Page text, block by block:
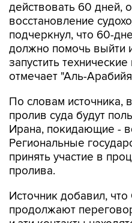
действовать 60 дней,
восстановление
подчеркнул, что 60-
должно помочь выйти
запустить
отмечает "Аль-
По словам источника,
пролив суда будут
Ирана, покидающие -
Региональные
принять участие в
пролива.
Источник добавил,
продолжают